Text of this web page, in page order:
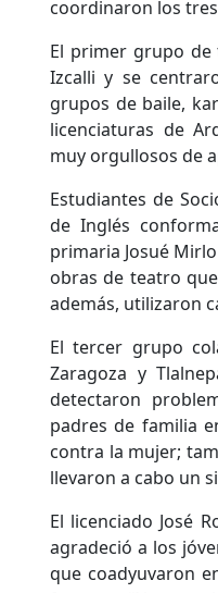
coordinaron los
El primer grupo
Izcalli y se
grupos de baile,
licenciaturas de
muy orgullosos de
Estudiantes de
de Inglés
primaria Josué
obras de teatro
además, utilizaron
El tercer grupo
Zaragoza y
detectaron
padres de familia
contra la mujer;
llevaron a cabo un
El licenciado José
agradeció a los
que coadyuvaron